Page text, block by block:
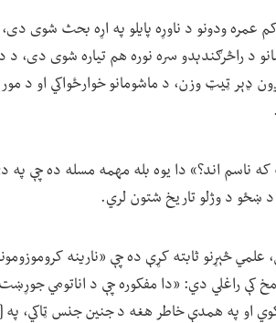
۷۱ مخ کې د کم عمره ودونو د ناوړه پایلو په اړه بحث
د راڅرګندېدو سره نوره هم تیاره شوی
ډېر ټیټ وزن، د ماشومانو خوارځواکي او د
ناسم اند؟» دا یوه بله مهمه مسله ده چې په
ښځو د وژلو تاریخ شتون لري.
علمي څېړنو ثابته کړې ده چې «نارینه
رول نه لري، د کتاب په ۸۳ مخ کې راغلي دي: «دا مفکوره چې د
کوي او په همدې خاطر هغه د جنین جنس ټاکي،